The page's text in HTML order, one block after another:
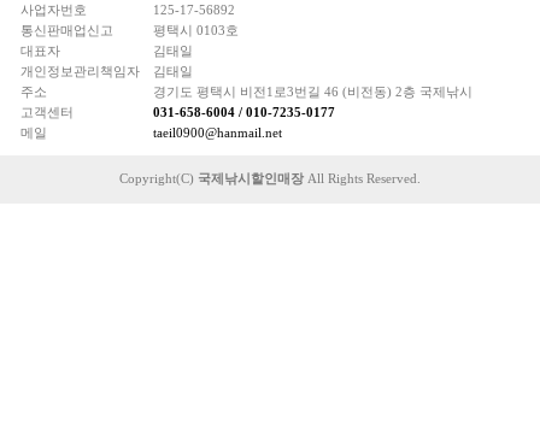
사업자번호
125-17-56892
통신판매업신고
평택시 0103호
대표자
김태일
개인정보관리책임자
김태일
주소
경기도 평택시 비전1로3번길 46 (비전동) 2층 국제낚시
고객센터
031-658-6004 / 010-7235-0177
메일
taeil0900@hanmail.net
Copyright(C) 국제낚시할인매장 All Rights Reserved.